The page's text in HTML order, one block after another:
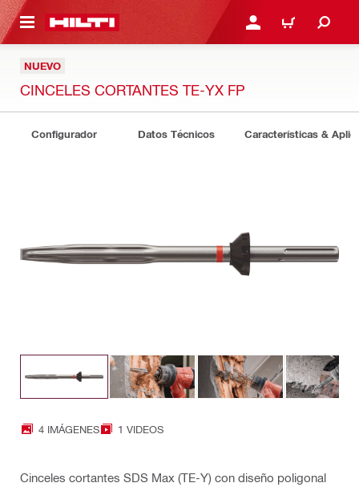
PRINCIPAL INICIE SESIÓN O
CARRITO
NUEVO
CINCELES CORTANTES TE-YX FP
Configurador Datos Técnicos Características &
4 IMÁGENES 1 VIDEOS
Cinceles cortantes SDS Max (TE-Y) con diseño poligonal